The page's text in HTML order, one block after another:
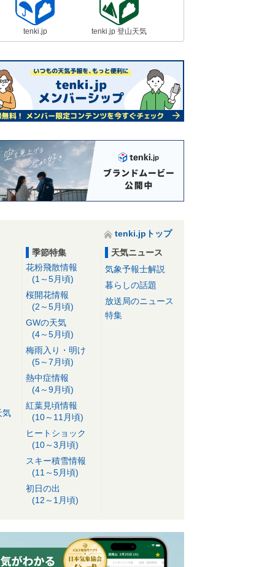
tenki.jp tenki.jp 登山天気
tenki.jpトップ
気
季節特集
花粉飛散情報
(1～5月頃)
桜開花情報
(2～5月頃)
GWの天気
(4～5月頃)
梅雨入り・明け
(5～7月頃)
熱中症情報
(4～9月頃)
紅葉見頃情報
(10～11月頃)
ヒートショック
(10～3月頃)
スキー積雪情報
(11～5月頃)
初日の出
(12～1月頃)
天気ニュース
気象予報士解説
暮らしの話題
放送局のニュース
特集